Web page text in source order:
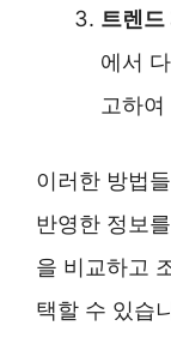
트렌드
에서
고하
이러한 방법
반영한 정보
을 비교하고
택할 수 있습